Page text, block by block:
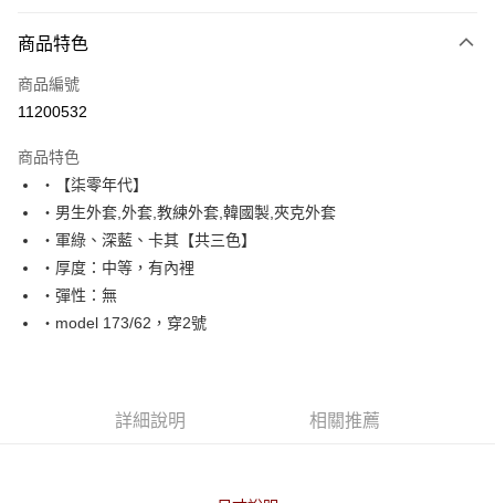
信用卡一次付款
超商取貨付款
Apple Pay
街口支付
悠遊付
Google Pay
AFTEE先享後付是「在收到商品之後才付款」的支付方式。 讓您購物簡單
商品特色
商品編號
11200532
商品特色
‧【柒零年代】
‧男生外套,外套,教練外套,韓國製,夾克外套
‧軍綠、深藍、卡其【共三色】
‧厚度：中等，有內裡
‧彈性：無
‧model 173/62，穿2號
詳細說明 相關推薦